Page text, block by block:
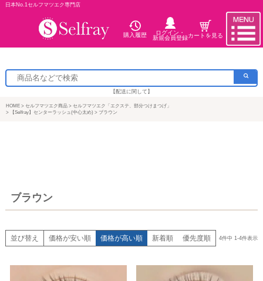
日本No.1セルフマツエク専門店
購入履歴
ログイン・
新規会員登録カートを見る
【配送に関して】
HOME セルフマツエク商品
セルフマツエク「エクステ、部分つけまつげ」
【Selfray】センターラッシュ(中心太め)
ブラウン
ブラウン
並び替え 価格が安い順 価格が高い順 新着順 優先度順 4件中 1-4件表示